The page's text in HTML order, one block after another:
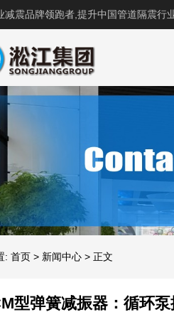
减震品牌领跑者,提升中国管道隔震行
: 首页 > 新闻中心 > 正文
型弹簧减振器：循环